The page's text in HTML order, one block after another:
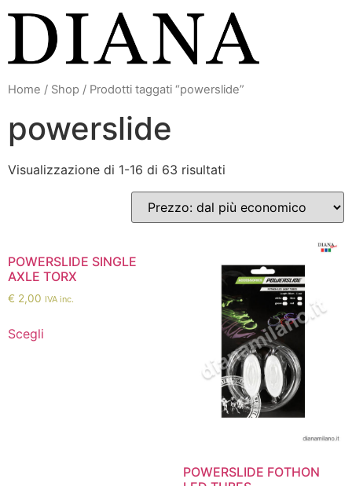
contenuto
Home / Shop / Prodotti taggati “powerslide”
powerslide
Visualizzazione di 1-16 di 63 risultati
POWERSLIDE SINGLE
AXLE TORX
€ 2,00 IVA inc.
Scegli
POWERSLIDE FOTHON